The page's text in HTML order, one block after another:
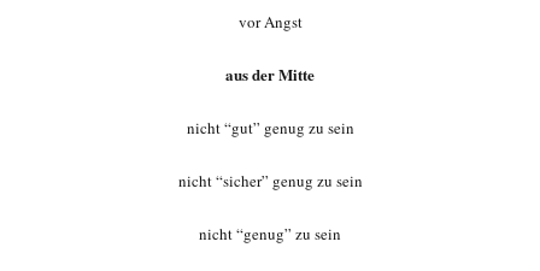
vor Angst
aus der Mitte
nicht “gut” genug zu sein
nicht “sicher” genug zu sein
nicht “genug” zu sein